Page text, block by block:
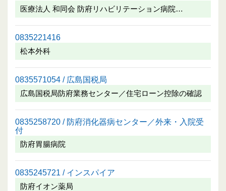
医療法人 和同会 防府リハビリテーション病院…
0835221416
松本外科
0835571054 / 広島国税局
広島国税局防府業務センター／住宅ローン控除の確認
0835258720 / 防府消化器病センター／外来・入院受
付
防府胃腸病院
0835245721 / インスパイア
防府イオン薬局